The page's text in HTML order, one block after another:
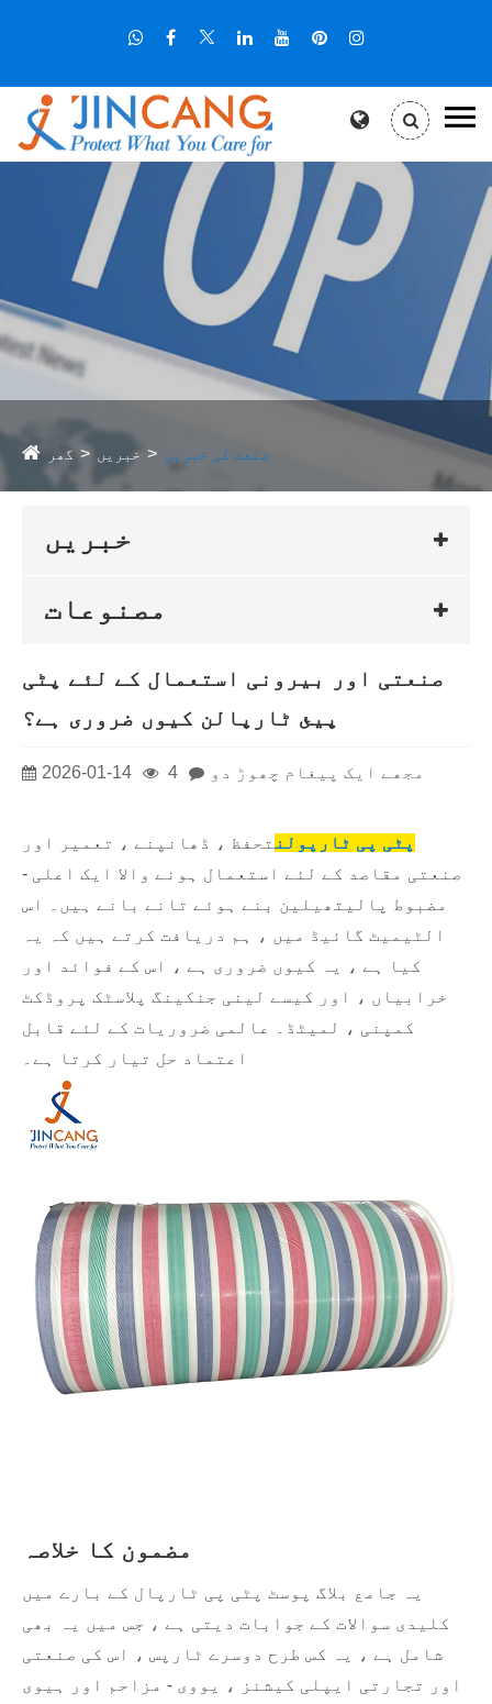
گھر خبریں صنعت کی خبریں
خبریں
مصنوعات
صنعتی اور بیرونی استعمال کے لئے پٹی
پیئ ٹارپالن کیوں ضروری ہے؟
2026-01-14 4 مجھے ایک پیغام چھوڑ دو
پٹی پی ٹارپولنتحفظ ، ڈھانپنے ، تعمیر اور
صنعتی مقاصد کے لئے استعمال ہونے والا ایک اعلی -
مضبوط پالیتھیلین بنے ہوئے تانے بانے ہیں۔ اس
الٹیمیٹ گائیڈ میں ، ہم دریافت کرتے ہیں کہ یہ
کیا ہے ، یہ کیوں ضروری ہے ، اس کے فوائد اور
خرابیاں ، اور کیسے لینی جنکینگ پلاسٹک پروڈکٹ
کمپنی ، لمیٹڈ۔ عالمی ضروریات کے لئے قابل
اعتماد حل تیار کرتا ہے۔
مضمون کا خلاصہ
یہ جامع بلاگ پوسٹ پٹی پی ٹارپال کے بارے میں
کلیدی سوالات کے جوابات دیتی ہے ، جس میں یہ بھی
شامل ہے ، یہ کس طرح دوسرے ٹارپس ، اس کی صنعتی
اور تجارتی ایپلی کیشنز ، یووی - مزاحم اور ہیوی